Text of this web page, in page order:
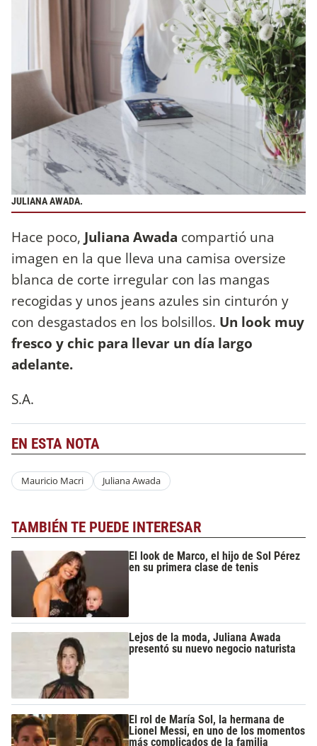
JULIANA AWADA.
Hace poco, Juliana Awada compartió una
imagen en la que lleva una camisa oversize
blanca de corte irregular con las mangas
recogidas y unos jeans azules sin cinturón y
con desgastados en los bolsillos. Un look muy
fresco y chic para llevar un día largo
adelante.
S.A.
EN ESTA NOTA
Mauricio Macri Juliana Awada
TAMBIÉN TE PUEDE INTERESAR
El look de Marco, el hijo de Sol Pérez
en su primera clase de tenis
Lejos de la moda, Juliana Awada
presentó su nuevo negocio naturista
El rol de María Sol, la hermana de
Lionel Messi, en uno de los momentos
más complicados de la familia